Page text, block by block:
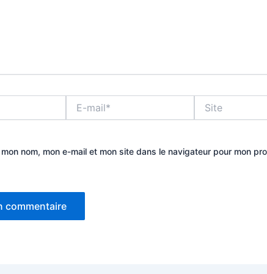
mail*
nom, mon e-mail et mon site dans le navigateur pour mon